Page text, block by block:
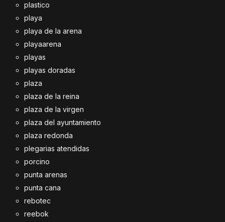
plastico
playa
playa de la arena
playaarena
playas
playas doradas
plaza
plaza de la reina
plaza de la virgen
plaza del ayuntamiento
plaza redonda
plegarias atendidas
porcino
punta arenas
punta cana
rebotec
reebok